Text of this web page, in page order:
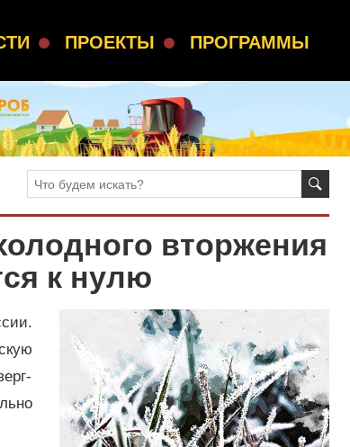
ПРОЕКТЫ ПРОГРАММЫ
вторжения
к нулю